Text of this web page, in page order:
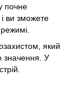
почне
ви зможете
який
значення. У